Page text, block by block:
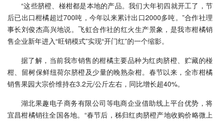
“这些脐橙、椪柑都是本地的产品。我们大年初四就开工了，节
后已出口柑橘超过700吨，今年以来累计出口2000多吨。”合作社理
事长刘俊杰高兴地说。飞虹合作社的红火生产景象，是我市柑橘销
售企业新年进入“旺销模式”实现“开门红”的一个缩影。
据了解，当前我市销售的柑橘主要品种为红肉脐橙、贮藏的椪
柑、留树保鲜纽荷尔脐橙及少量的晚熟杂柑。春节以来，全市柑橘
销售果园大宗价维持在3.2元/公斤左右，同比增长超40%。
湖北果趣电子商务有限公司等电商企业借助线上平台优势，将
宜昌柑橘销往全国各地。“春节后，秭归红肉脐橙产地收购价略微上